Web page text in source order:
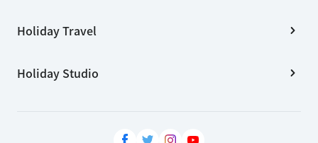
Holiday Travel
Holiday Studio